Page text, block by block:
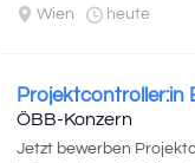
Wien
heute
ÖBB-Konzern
Jetzt bewerben